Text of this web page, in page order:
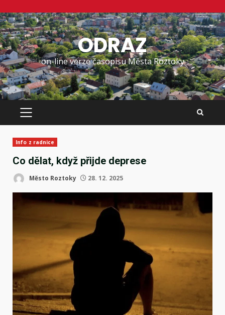
Skip
to
content
ODRAZ
on-line verze časopisu Města Roztoky
PRIMARY
Info z radnice
Co dělat, když přijde deprese
Město Roztoky 28. 12. 2025